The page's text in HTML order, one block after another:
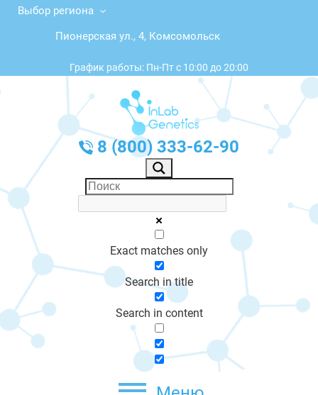
Выбор региона
Пионерская ул., 4, Комсомольск
График работы: Пн-Пт с 10:00 до 20:00
8 (800) 333-62-90
Exact matches only
Search in title
Search in content